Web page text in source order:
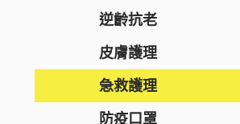
WASHBLACK
HITS DIFFERENT
BEAUSTER
INJESK
逆齡抗老
皮膚護理
急救護理
防疫口罩